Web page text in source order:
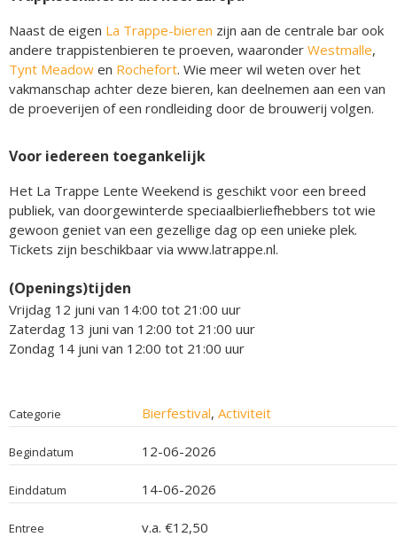
Naast de eigen La Trappe-bieren zijn aan de centrale bar ook
andere trappistenbieren te proeven, waaronder Westmalle,
Tynt Meadow en Rochefort. Wie meer wil weten over het
vakmanschap achter deze bieren, kan deelnemen aan een van
de proeverijen of een rondleiding door de brouwerij volgen.
Voor iedereen toegankelijk
Het La Trappe Lente Weekend is geschikt voor een breed
publiek, van doorgewinterde speciaalbierliefhebbers tot wie
gewoon geniet van een gezellige dag op een unieke plek.
Tickets zijn beschikbaar via www.latrappe.nl.
(Openings)tijden
Vrijdag 12 juni van 14:00 tot 21:00 uur
Zaterdag 13 juni van 12:00 tot 21:00 uur
Zondag 14 juni van 12:00 tot 21:00 uur
Categorie Bierfestival, Activiteit
Begindatum 12-06-2026
Einddatum 14-06-2026
Entree v.a. €12,50